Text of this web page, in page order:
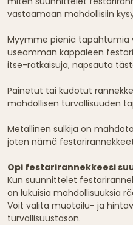
vastaamaan mahdollisiin
Myymme pieniä
useamman kappaleen
itse-ratkaisuja, napsauta
Painetut tai kudotut
mahdollisen turvallisuuden
Metallinen sulkija on
joten nämä
Opi festarirannekkeesi
Kun suunnittelet
on lukuisia mahdollisuuksia
Voit valita muotoilu- ja
turvallisuustason.